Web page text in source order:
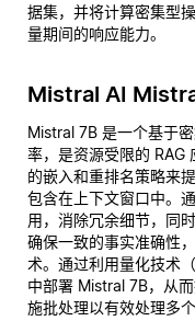
据集，并将计算密集型
量期间的响应能力。
Mistral AI
Mistral 7B 是一个基于
率，是资源受限的 RAG
的嵌入和重排名策略来
包含在上下文窗口中。
用，消除冗余细节，同
确保一致的事实准确性
术。通过利用量化技术
中部署 Mistral 7B，从
施批处理以有效处理多